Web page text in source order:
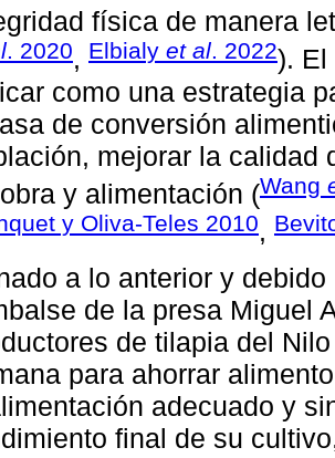
física de manera
. 2020, Elbialy et al. 2022). El
como una estrategia
de conversión
mejorar la calidad
y alimentación (Wang
y Oliva-Teles 2010,
a lo anterior y
de la presa Miguel
de tilapia del
para ahorrar
adecuado y
final de su